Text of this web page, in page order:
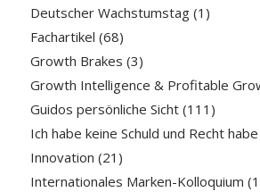
Deutscher Wachstumstag(1)
Fachartikel (68)
Growth Brakes (3)
Growth Intelligence & Profitable
Guidos persönliche Sicht(111)
Ich habe keine Schuld und Recht habe
Innovation (21)
Internationales Marken-Kolloquium